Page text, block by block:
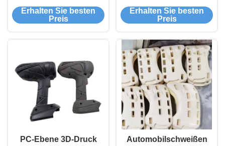
Teile Stl Hersteller
Bearbeitung
Erhalten Sie besten
Preis
Kunststoff Nylon
schnelle Prototyping
Erhalten Sie besten
Preis
PC-Ebene 3D-Druck
Automobilschweißen